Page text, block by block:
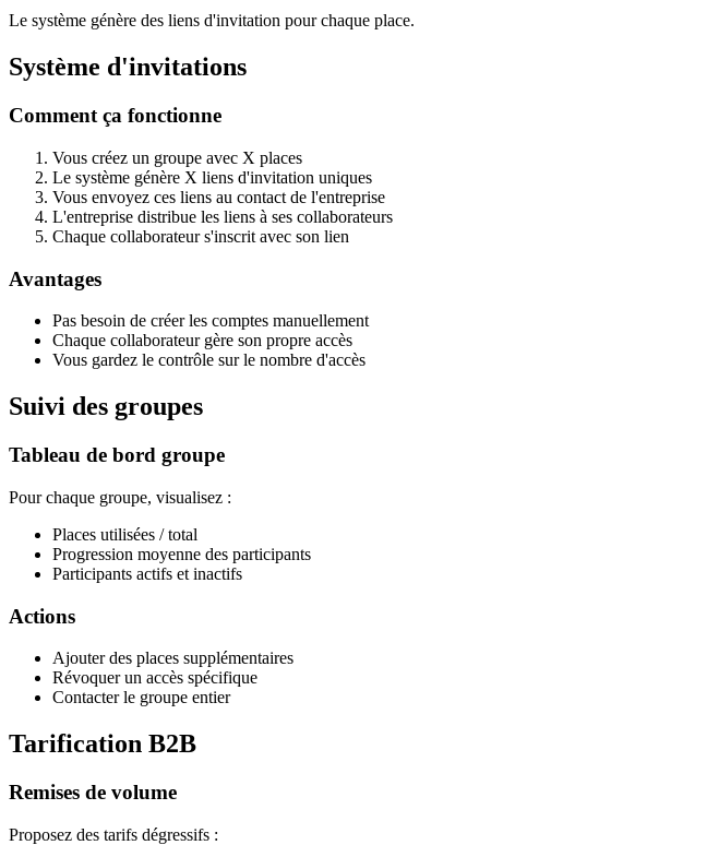
Le système génère des liens d'invitation pour chaque place.
Système d'invitations
Comment ça fonctionne
Vous créez un groupe avec X places
Le système génère X liens d'invitation uniques
Vous envoyez ces liens au contact de l'entreprise
L'entreprise distribue les liens à ses collaborateurs
Chaque collaborateur s'inscrit avec son lien
Avantages
Pas besoin de créer les comptes manuellement
Chaque collaborateur gère son propre accès
Vous gardez le contrôle sur le nombre d'accès
Suivi des groupes
Tableau de bord groupe
Pour chaque groupe, visualisez :
Places utilisées / total
Progression moyenne des participants
Participants actifs et inactifs
Actions
Ajouter des places supplémentaires
Révoquer un accès spécifique
Contacter le groupe entier
Tarification B2B
Remises de volume
Proposez des tarifs dégressifs :